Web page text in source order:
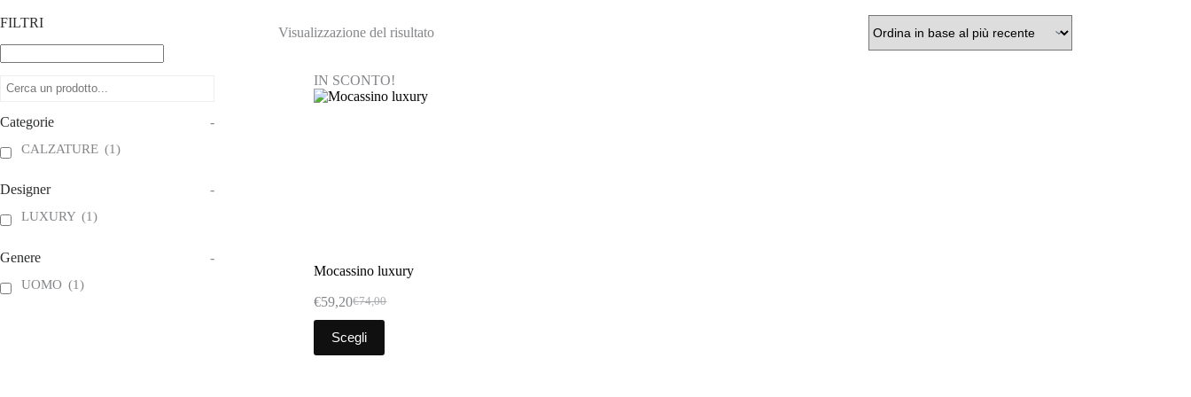
Visualizzazione del risultato
IN SCONTO!
Mocassino luxury
€74,00
Il
prezzo
originale
era:
€59,20Il
prezzo
attuale
è:
Scegli
Questo
prodotto
ha
FILTRI
Categorie -
CALZATURE (1)
Designer -
LUXURY (1)
Genere -
UOMO (1)